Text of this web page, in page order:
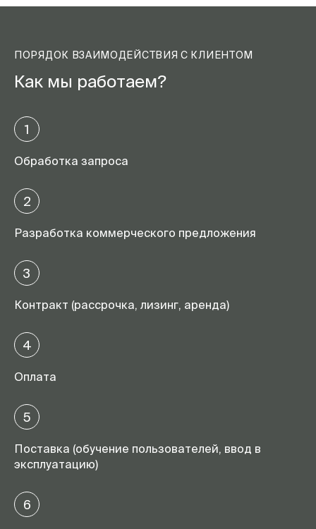
ПОРЯДОК ВЗАИМОДЕЙСТВИЯ С КЛИЕНТОМ
Как мы работаем?
1
Обработка запроса
2
Разработка коммерческого предложения
3
Контракт (рассрочка, лизинг, аренда)
4
Оплата
5
Поставка (обучение пользователей, ввод в
эксплуатацию)
6